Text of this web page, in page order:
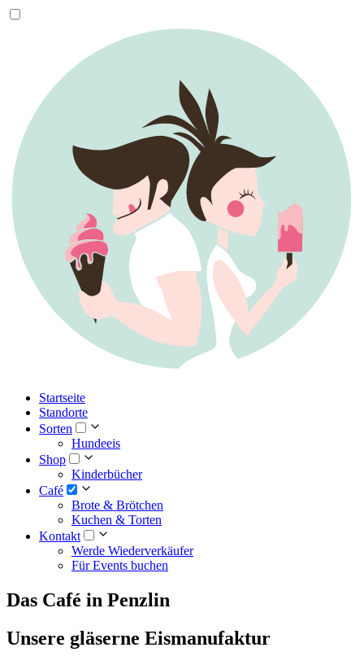
Startseite
Standorte
Sorten
Hundeeis
Shop
Kinderbücher
Café
Brote & Brötchen
Kuchen & Torten
Kontakt
Werde Wiederverkäufer
Für Events buchen
Das Café in Penzlin
Unsere gläserne Eismanufaktur